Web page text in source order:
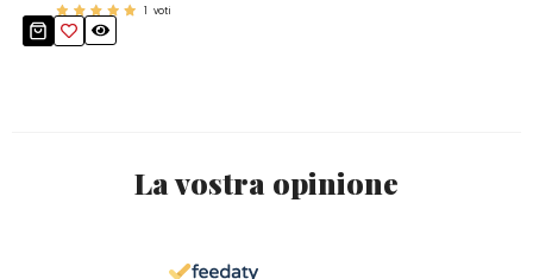
1 voti
La vostra opinione